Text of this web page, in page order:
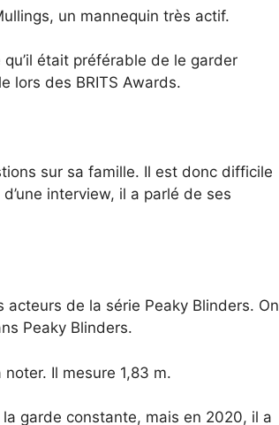
un mannequin très actif.
était préférable de le garder
lors des BRITS Awards.
sur sa famille. Il est donc difficile
interview, il a parlé de ses
acteurs de la série Peaky Blinders. On
Peaky Blinders.
Il mesure 1,83 m.
garde constante, mais en 2020, il a